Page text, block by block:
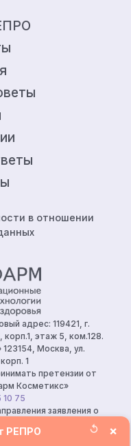
в отношении
адрес: 119421, г.
корп.1, этаж 5, ком.128.
Москва, ул.
1
претензии от
Косметикс»
10 75
заявления о
прав (ч. 2 ст. 10, 149-
технологиях и о
РЕПРО ↺ ×